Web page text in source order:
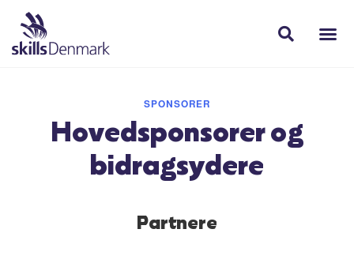
SPONSORER
Hovedsponsorer og
bidragsydere
Partnere